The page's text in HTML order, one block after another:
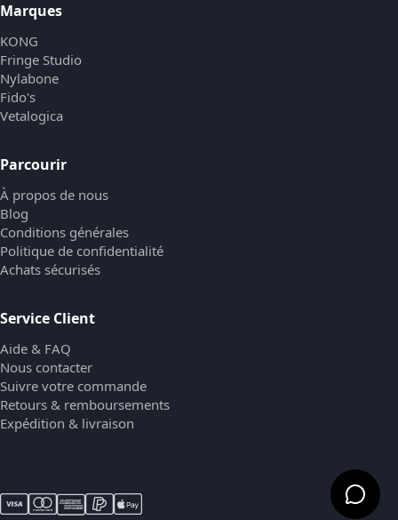
Marques
KONG
Fringe Studio
Nylabone
Fido's
Vetalogica
Parcourir
À propos de nous
Blog
Conditions générales
Politique de confidentialité
Achats sécurisés
Service Client
Aide & FAQ
Nous contacter
Suivre votre commande
Retours & remboursements
Expédition & livraison